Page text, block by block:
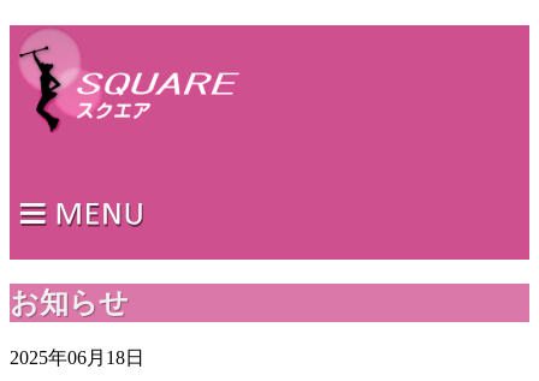
お知らせ
2025年06月18日